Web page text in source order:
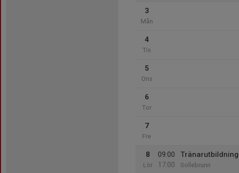
3
Mån
4
Tis
5
Ons
6
Tor
7
Fre
8
Lör
09:00
17:00
Tränarutbildning
Sollebrunn